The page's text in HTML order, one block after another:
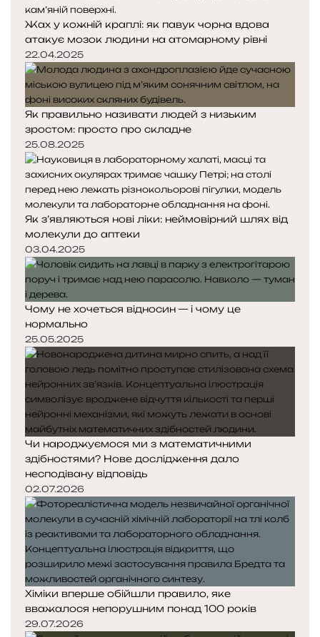
Жах у кожній краплі: як павук чорна вдова
атакує мозок людини на атомарному рівні
22.04.2025
Як правильно називати людей з низьким
зростом: просто про складне
25.08.2025
Як з’являються нові ліки: неймовірний шлях від
молекули до аптеки
03.04.2025
Чому не хочеться відносин — і чому це
нормально
25.05.2025
Чи народжуємося ми з математичними
здібностями? Нове дослідження дало
несподівану відповідь
02.07.2026
Хіміки вперше обійшли правило, яке
вважалося непорушним понад 100 років
29.07.2026